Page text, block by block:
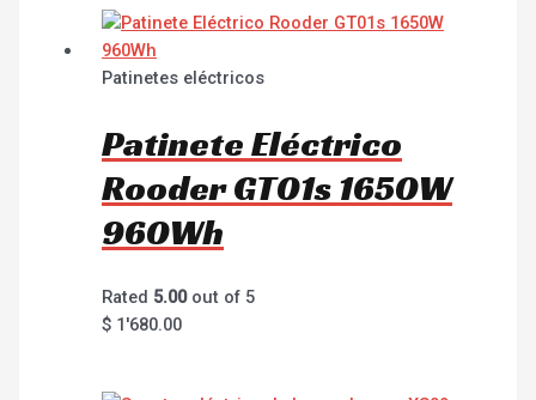
Patinetes eléctricos
Patinete Eléctrico
Rooder GT01s 1650W
960Wh
Rated 5.00out of 5
$ 1'680.00